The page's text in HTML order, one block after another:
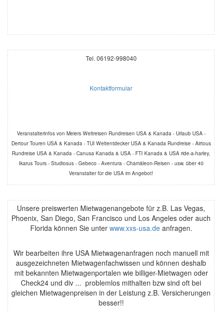
Tel. 06192-998040
Kontaktformular
Veranstalterinfos von Meiers Weltreisen Rundreisen USA & Kanada - Urlaub USA -
Dertour Touren USA & Kanada - TUI Weltentdecker USA & Kanada Rundreise - Airtous
Rundreise USA & Kanada - Canusa Kanada & USA - FTI Kanada & USA ride-a-harley,
Ikarus Tours - Studiosus - Gebeco - Aventura - Chamäleon-Reisen - usw. über 40
Veranstalter für die USA im Angebot!
Unsere preiswerten Mietwagenangebote für z.B. Las Vegas,
Phoenix, San Diego, San Francisco und Los Angeles oder auch
Florida können Sie unter www.xxs-usa.deanfragen.
Wir bearbeiten ihre USA Mietwagenanfragen noch manuell mit
ausgezeichneten Mietwagenfachwissen und können deshalb
mit bekannten Mietwagenportalen wie billiger-Mietwagen oder
Check24 und div ... problemlos mithalten bzw sind oft bei
gleichen Mietwagenpreisen in der Leistung z.B. Versicherungen
besser!!